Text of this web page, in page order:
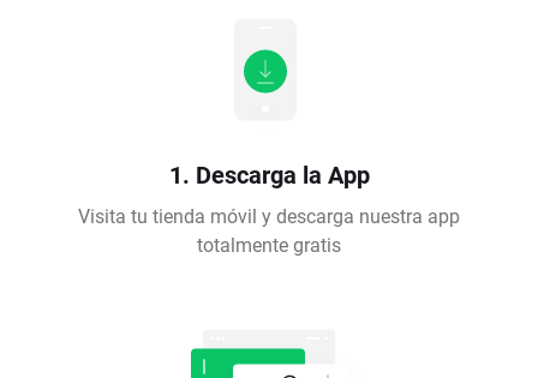
1. Descarga la App
Visita tu tienda móvil y descarga nuestra app
totalmente gratis